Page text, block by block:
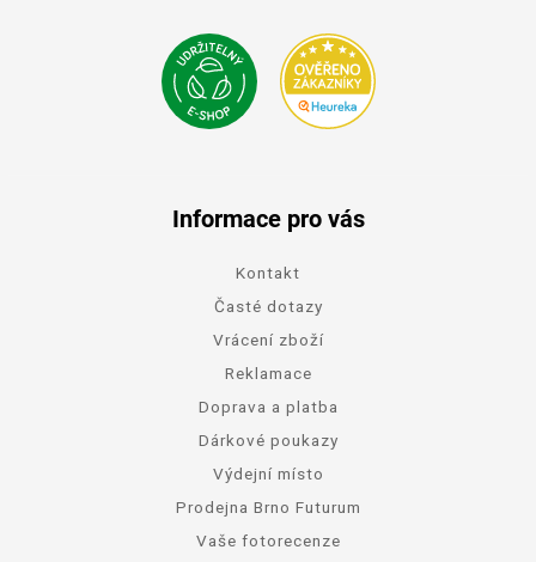
Informace pro vás
Kontakt
Časté dotazy
Vrácení zboží
Reklamace
Doprava a platba
Dárkové poukazy
Výdejní místo
Prodejna Brno Futurum
Vaše fotorecenze